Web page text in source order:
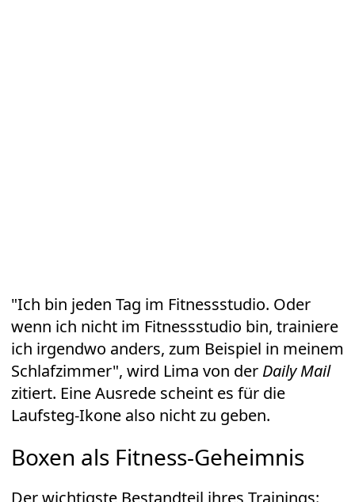
"Ich bin jeden Tag im Fitnessstudio. Oder
wenn ich nicht im Fitnessstudio bin, trainiere
ich irgendwo anders, zum Beispiel in meinem
Schlafzimmer", wird Lima von der Daily Mail
zitiert. Eine Ausrede scheint es für die
Laufsteg-Ikone also nicht zu geben.
Boxen als Fitness-Geheimnis
Der wichtigste Bestandteil ihres Trainings: